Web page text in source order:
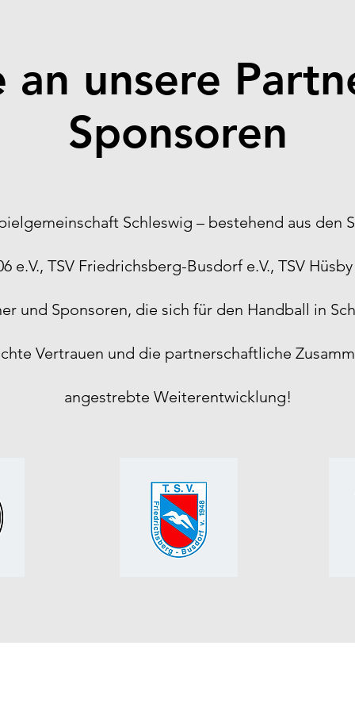
an unsere
Sponsoren
Schleswig – bestehend aus den
e.V., TSV Friedrichsberg-Busdorf e.V., TSV Hüsby
und Sponsoren, die sich für den Handball in
Vertrauen und die partnerschaftliche
angestrebte Weiterentwicklung!